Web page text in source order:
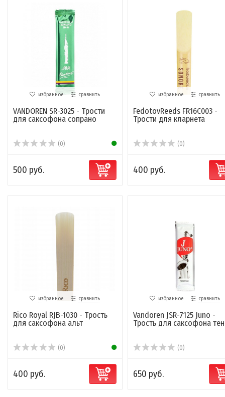
избранное сравнить
VANDOREN SR-3025 - Трости
для саксофона сопрано
(0)
500 руб.
избранное сравнить
FedotovReeds FR16C003 -
Трости для кларнета
(0)
400 руб.
избранное сравнить
Rico Royal RJB-1030 - Трость
для саксофона альт
(0)
400 руб.
избранное сравнить
Vandoren JSR-7125 Juno -
Трость для саксофона
(0)
650 руб.